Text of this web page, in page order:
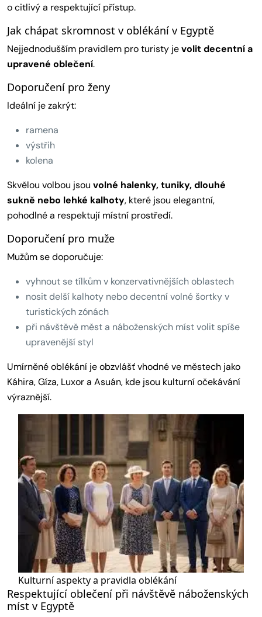
o citlivý a respektující přístup.
Jak chápat skromnost v oblékání v Egyptě
Nejjednodušším pravidlem pro turisty jevolit decentní a
upravené oblečení.
Doporučení pro ženy
Ideální je zakrýt:
ramena
výstřih
kolena
Skvělou volbou jsou volné halenky, tuniky, dlouhé
sukně nebo lehké kalhoty, které jsou elegantní,
pohodlné a respektují místní prostředí.
Doporučení pro muže
Mužům se doporučuje:
vyhnout se tílkům v konzervativnějších oblastech
nosit delší kalhoty nebo decentní volné šortky v
turistických zónách
při návštěvě měst a náboženských míst volit spíše
upravenější styl
Umírněné oblékání je obzvlášť vhodné ve městech jako
Káhira, Gíza, Luxor a Asuán, kde jsou kulturní očekávání
výraznější.
Kulturní aspekty a pravidla oblékání
Respektující oblečení při návštěvě náboženských
míst v Egyptě